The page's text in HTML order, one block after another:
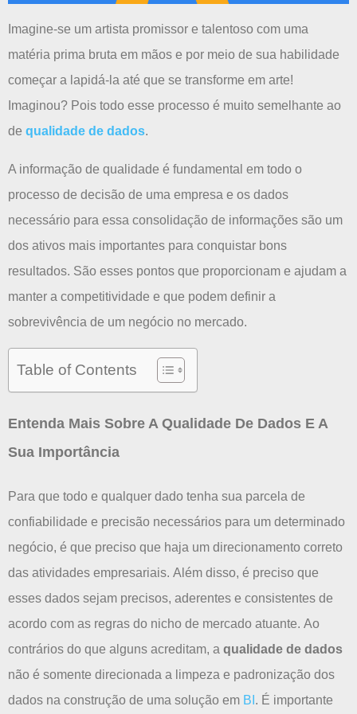
Imagine-se um artista promissor e talentoso com uma
matéria prima bruta em mãos e por meio de sua habilidade
começar a lapidá-la até que se transforme em arte!
Imaginou? Pois todo esse processo é muito semelhante ao
de qualidade de dados.
A informação de qualidade é fundamental em todo o
processo de decisão de uma empresa e os dados
necessário para essa consolidação de informações são um
dos ativos mais importantes para conquistar bons
resultados. São esses pontos que proporcionam e ajudam a
manter a competitividade e que podem definir a
sobrevivência de um negócio no mercado.
Table of Contents
Entenda Mais Sobre A Qualidade De Dados E A
Sua Importância
Para que todo e qualquer dado tenha sua parcela de
confiabilidade e precisão necessários para um determinado
negócio, é que preciso que haja um direcionamento correto
das atividades empresariais. Além disso, é preciso que
esses dados sejam precisos, aderentes e consistentes de
acordo com as regras do nicho de mercado atuante. Ao
contrários do que alguns acreditam, a qualidade de dados
não é somente direcionada a limpeza e padronização dos
dados na construção de uma solução em BI . É importante